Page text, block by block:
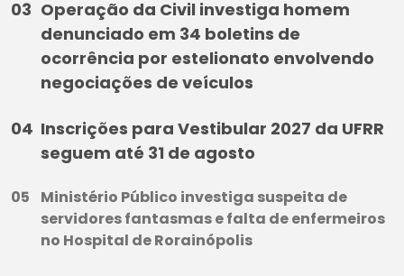
Operação da Civil investiga homem
denunciado em 34 boletins de
ocorrência por estelionato envolvendo
negociações de veículos
Inscrições para Vestibular 2027 da UFRR
seguem até 31 de agosto
Ministério Público investiga suspeita de
servidores fantasmas e falta de enfermeiros
no Hospital de Rorainópolis